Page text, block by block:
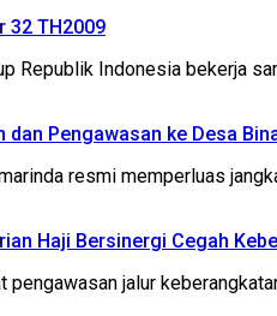
32 TH2009
Republik Indonesia bekerja
dan Pengawasan ke Desa
resmi memperluas
Haji Bersinergi Cegah
jalur